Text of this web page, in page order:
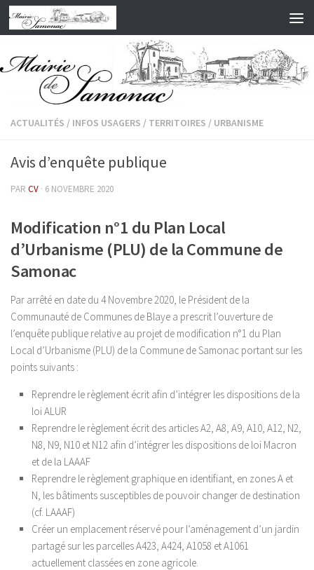
Skip to content
ACTUALITÉS / INFOS USAGERS / TERRITOIRES / URBANISME
Avis d’enquête publique
PAR CV · 6 NOVEMBRE 2020
Modification n°1 du Plan Local
d’Urbanisme (PLU) de la Commune de
Samonac
Par arrêté en date du 4 Novembre 2020, le Président de la
Communauté de Communes de Blaye a prescrit l’ouverture de
l’enquête publique relative au projet de modification n°1 du Plan
Local d’Urbanisme (PLU) de la Commune de Samonac portant sur les
points suivants :
Reprendre le règlement écrit afin d’intégrer les dispositions de la
loi ALUR
Reprendre le règlement écrit des articles A2, A8, A9, A10, A12, N2,
N8, N9, N10 et N12 afin d’intégrer les dispositions de loi Macron
et de la LAAAF
Reprendre le règlement graphique en identifiant, en zones A et
N, les bâtiments susceptibles de pouvoir changer de destination
(cf. LAAAF)
Créer un emplacement réservé pour l’aménagement d’un jardin
partagé sur les parcelles A423, A424, A1058 et A1061
actuellement classées en zone agricole.